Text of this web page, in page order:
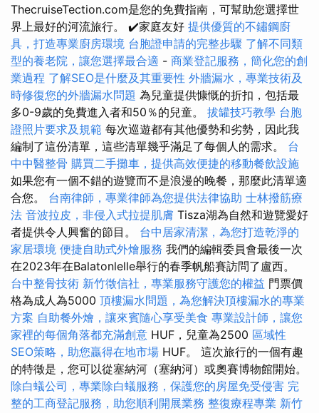
ThecruiseTection.com是您的免費指南，可幫助您選擇世
界上最好的河流旅行。 ✔️家庭友好 提供優質的不鏽鋼廚
具，打造專業廚房環境 台胞證申請的完整步驟 了解不同類
型的養老院，讓您選擇最合適 - 商業登記服務，簡化您的創
業過程 了解SEO是什麼及其重要性 外牆漏水，專業技術及
時修復您的外牆漏水問題 為兒童提供慷慨的折扣，包括最
多0-9歲的免費進入者和50％的兒童。 拔罐技巧教學 台胞
證照片要求及規範 每次巡遊都有其他優勢和劣勢，因此我
編制了這份清單，這些清單幾乎滿足了每個人的需求。 台
中中醫整骨 購買二手攤車，提供高效便捷的移動餐飲設施
如果您有一個不錯的遊覽而不是浪漫的晚餐，那麼此清單適
合您。 台南律師，專業律師為您提供法律協助 士林撥筋療
法 音波拉皮，非侵入式拉提肌膚 Tisza湖為自然和遊覽愛好
者提供令人興奮的節目。 台中居家清潔，為您打造乾淨的
家居環境 便捷自助式外燴服務 我們的編輯委員會最後一次
在2023年在Balatonlelle舉行的春季帆船賽訪問了盧西。
台中整骨技術 新竹徵信社，專業服務守護您的權益 門票價
格為成人為5000 頂樓漏水問題，為您解決頂樓漏水的專業
方案 自助餐外燴，讓來賓隨心享受美食 專業設計師，讓您
家裡的每個角落都充滿創意 HUF，兒童為2500 區域性
SEO策略，助您贏得在地市場 HUF。 這次旅行的一個有趣
的特徵是，您可以從塞納河（塞納河）或奧賽博物館開始。
除白蟻公司，專業除白蟻服務，保護您的房屋免受侵害 完
整的工商登記服務，助您順利開展業務 整復療程專業 新竹